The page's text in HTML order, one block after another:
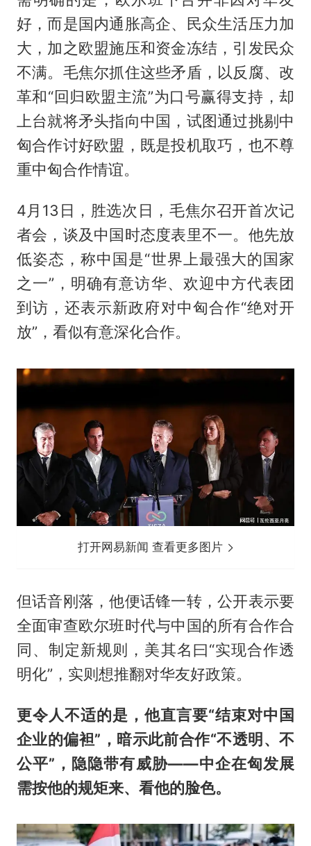
好，而是国内通胀高企、民众生活压力加
大，加之欧盟施压和资金冻结，引发民众
不满。毛焦尔抓住这些矛盾，以反腐、改
革和“回归欧盟主流”为口号赢得支持，却
上台就将矛头指向中国，试图通过挑剔中
匈合作讨好欧盟，既是投机取巧，也不尊
重中匈合作情谊。
4月13日，胜选次日，毛焦尔召开首次记
者会，谈及中国时态度表里不一。他先放
低姿态，称中国是“世界上最强大的国家
之一”，明确有意访华、欢迎中方代表团
到访，还表示新政府对中匈合作“绝对开
放”，看似有意深化合作。
打开网易新闻 查看更多图片
但话音刚落，他便话锋一转，公开表示要
全面审查欧尔班时代与中国的所有合作合
同、制定新规则，美其名曰“实现合作透
明化”，实则想推翻对华友好政策。
更令人不适的是，他直言要“结束对中国
企业的偏袒”，暗示此前合作“不透明、不
公平”，隐隐带有威胁——中企在匈发展
需按他的规矩来、看他的脸色。